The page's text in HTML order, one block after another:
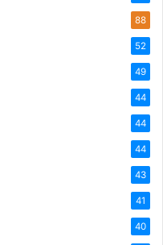
88
52
49
44
44
44
43
41
40